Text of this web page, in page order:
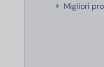
Migliori